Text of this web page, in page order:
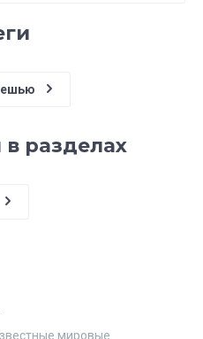
разделах
мировые